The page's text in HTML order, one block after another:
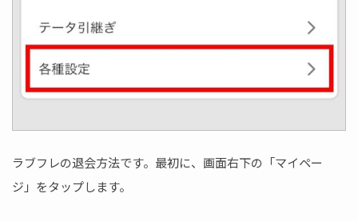
ラブフレの退会方法です。最初に、画面右下の「マイペー
ジ」をタップします。